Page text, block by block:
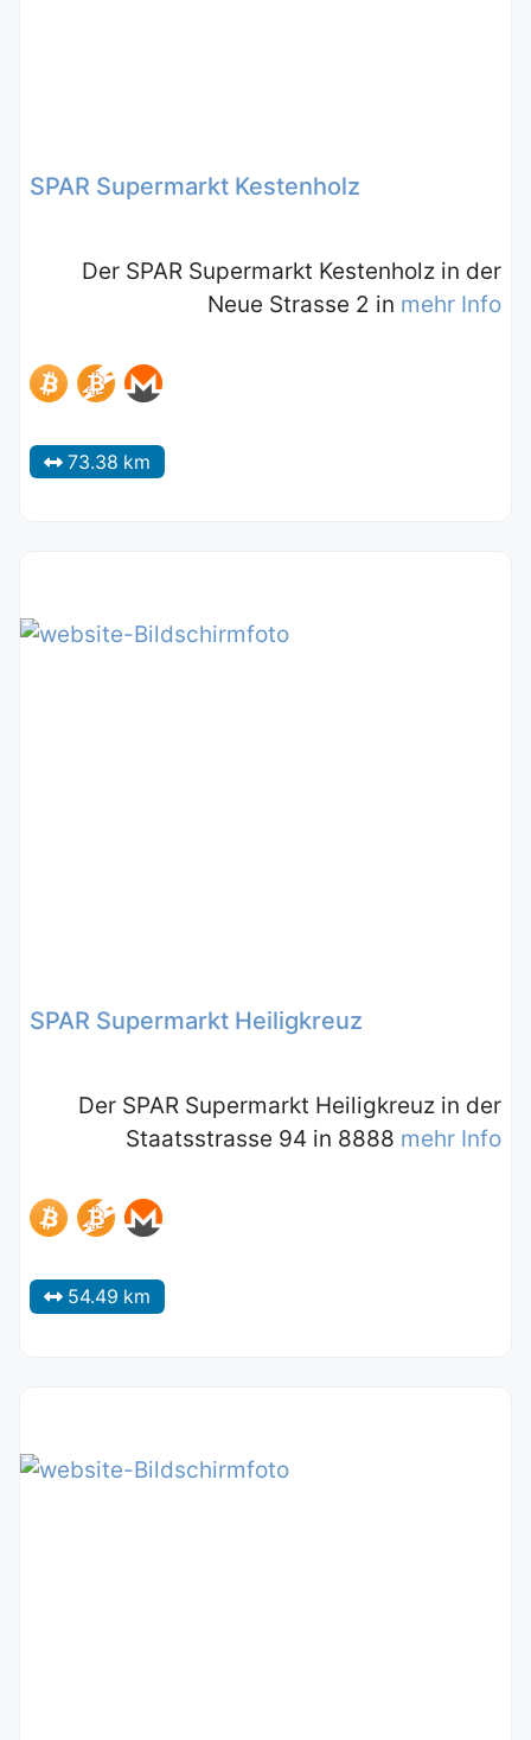
SPAR Supermarkt Kestenholz
Der SPAR Supermarkt Kestenholz in der
Neue Strasse 2 in mehr Info
73.38 km
SPAR Supermarkt Heiligkreuz
Der SPAR Supermarkt Heiligkreuz in der
Staatsstrasse 94 in 8888 mehr Info
54.49 km